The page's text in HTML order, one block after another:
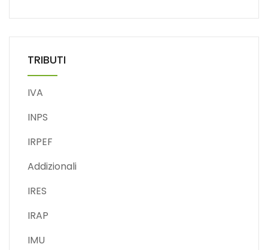
TRIBUTI
IVA
INPS
IRPEF
Addizionali
IRES
IRAP
IMU